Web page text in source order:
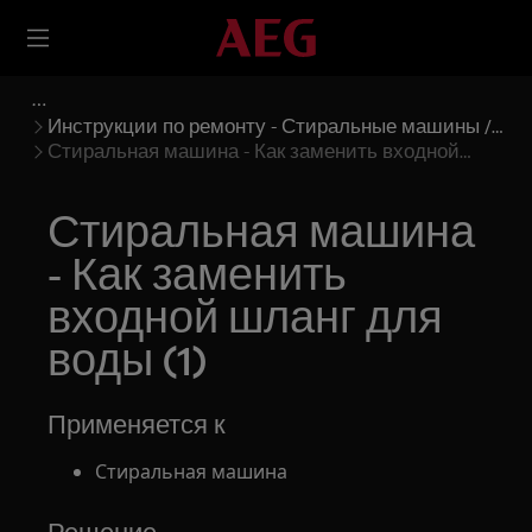
Инструкции по ремонту - Стиральные машины /
Стиральные машины с сушкой
Стиральная машина - Как заменить входной
Стиральная машина
- Как заменить
входной шланг для
воды (1)
Применяется к
Стиральная машина